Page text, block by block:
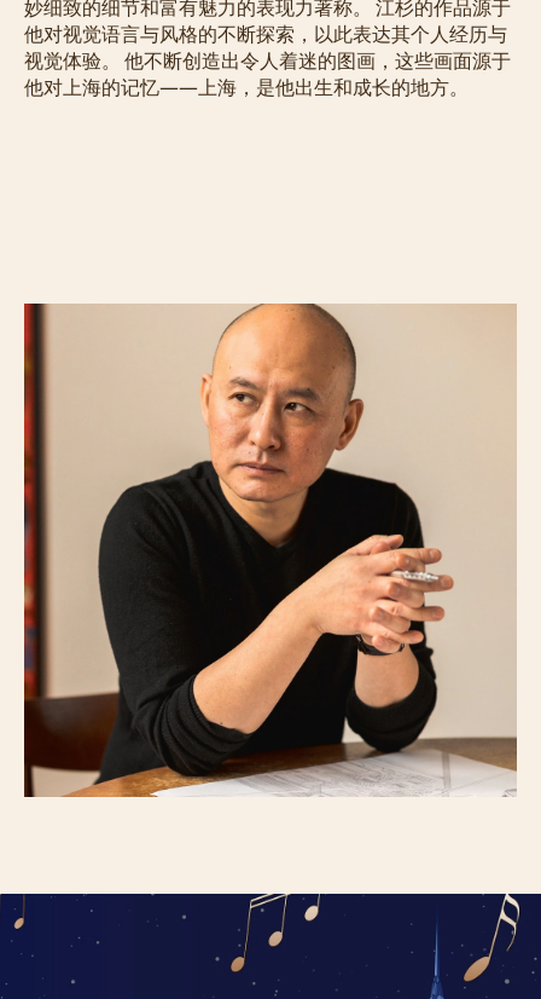
妙细致的细节和富有魅力的表现力著称。 江杉的作品源于
他对视觉语言与风格的不断探索，以此表达其个人经历与
视觉体验。 他不断创造出令人着迷的图画，这些画面源于
他对上海的记忆——上海，是他出生和成长的地方。